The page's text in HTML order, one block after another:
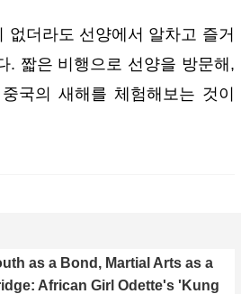
없더라도 선양에서 알차고 즐거
. 짧은 비행으로 선양을 방문해,
국의 새해를 체험해보는 것이
as a Bond, Martial Arts as a
African Girl Odette's 'Kung